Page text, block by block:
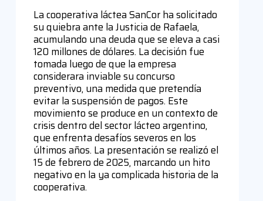
La cooperativa láctea SanCor ha solicitado
su quiebra ante la Justicia de Rafaela,
acumulando una deuda que se eleva a casi
120 millones de dólares. La decisión fue
tomada luego de que la empresa
considerara inviable su concurso
preventivo, una medida que pretendía
evitar la suspensión de pagos. Este
movimiento se produce en un contexto de
crisis dentro del sector lácteo argentino,
que enfrenta desafíos severos en los
últimos años. La presentación se realizó el
15 de febrero de 2025, marcando un hito
negativo en la ya complicada historia de la
cooperativa.